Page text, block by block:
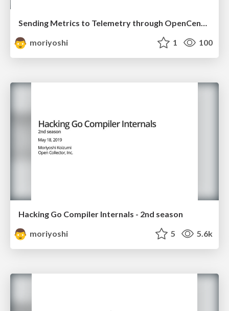
Sending Metrics to Telemetry through OpenCensus & Python
moriyoshi
1 100
Hacking Go Compiler Internals - 2nd season
moriyoshi
5 5.6k